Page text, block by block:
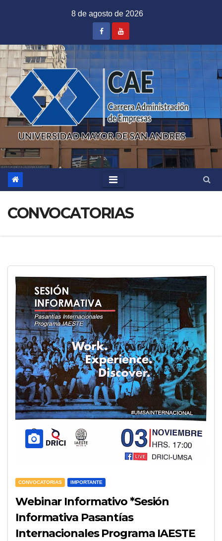
8 de agosto de 2026
CONVOCATORIAS
CONVOCATORIAS IMPORTANTE
Webinar Informativo *Sesión
Informativa Pasantías
Internacionales Programa IAESTE